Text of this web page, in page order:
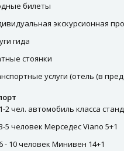
билеты
экскурсионная
гида
стоянки
услуги (отель (в
2 чел. автомобиль класса
5 человек Мерседес Viano 5+1
- 10 человек Минивен 14+1